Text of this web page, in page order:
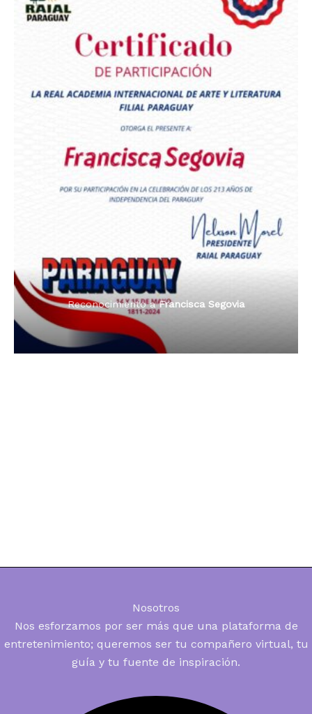
Dama de Oro 2024
Reconocimiento aFrancisca Segovia
Reconocimiento aFrancisca Segovia
Radio Tribuna Abierta
Radio Tribuna Abierta
Radio Oñondivepa Paraguay
Premio Orgullo Paraguayo
Reconocimiento aFrancisca Segovia
Nosotros
Nos esforzamos por ser más que una plataforma de
entretenimiento; queremos ser tu compañero virtual, tu
guía y tu fuente de inspiración.